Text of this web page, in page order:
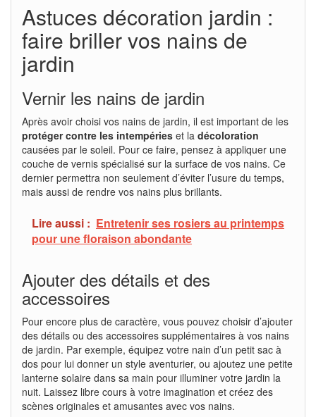
Astuces décoration jardin :
faire briller vos nains de
jardin
Vernir les nains de jardin
Après avoir choisi vos nains de jardin, il est important de les
protéger contre les intempéries et la décoloration
causées par le soleil. Pour ce faire, pensez à appliquer une
couche de vernis spécialisé sur la surface de vos nains. Ce
dernier permettra non seulement d’éviter l’usure du temps,
mais aussi de rendre vos nains plus brillants.
Lire aussi : Entretenir ses rosiers au printemps
pour une floraison abondante
Ajouter des détails et des
accessoires
Pour encore plus de caractère, vous pouvez choisir d’ajouter
des détails ou des accessoires supplémentaires à vos nains
de jardin. Par exemple, équipez votre nain d’un petit sac à
dos pour lui donner un style aventurier, ou ajoutez une petite
lanterne solaire dans sa main pour illuminer votre jardin la
nuit. Laissez libre cours à votre imagination et créez des
scènes originales et amusantes avec vos nains.